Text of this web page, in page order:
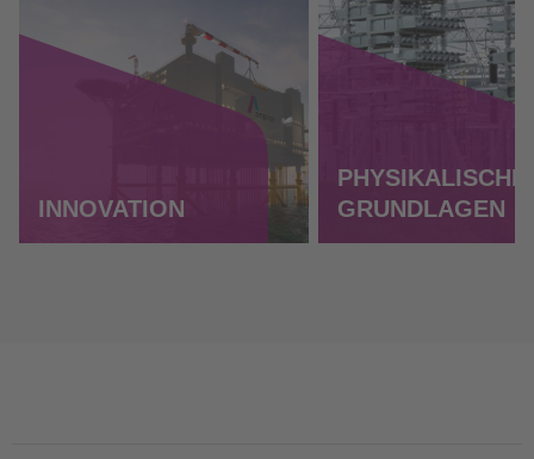
INNOVATION
PHYSIKALISCHE
GRUNDLAGEN